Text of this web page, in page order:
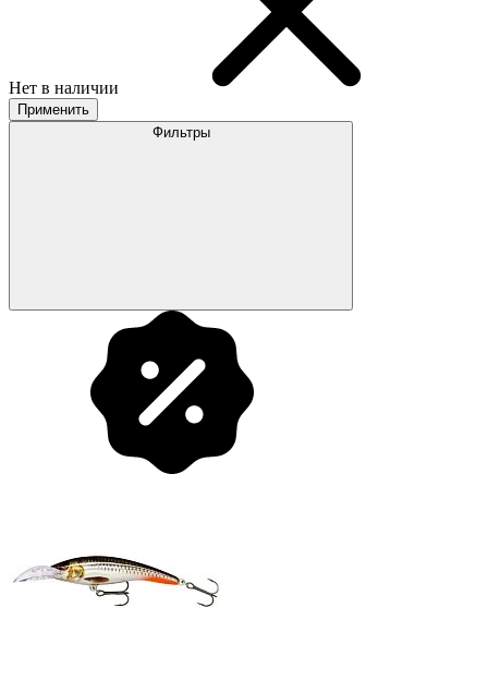
Нет в наличии
Применить
Фильтры